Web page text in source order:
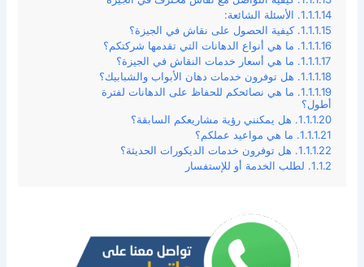
الأسئلة الشائعة:
كيفية الحصول على نقاش في الجيزة؟
ما هي أنواع الدهانات التي تقدمها شركتكم؟
ما هي أسعار خدمات النقاش في الجيزة؟
هل توفرون خدمات دهان الأبواب والشبابيك؟
ما هي نصائحكم للحفاظ على الدهانات لفترة
أطول؟
هل يمكنني رؤية مشاريعكم السابقة؟
ما هي مواعيد عملكم؟
هل توفرون خدمات الديكورات الحديثة؟
لطلب الخدمة أو للإستفسار